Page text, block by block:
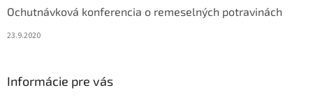
Ochutnávková konferencia o remeselných potravinách
23.9.2020
Informácie pre vás